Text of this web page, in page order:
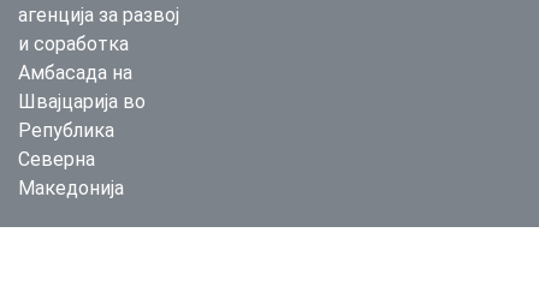
агенција за развој
и соработка
Амбасада на
Швајцарија во
Република
Северна
Македонија